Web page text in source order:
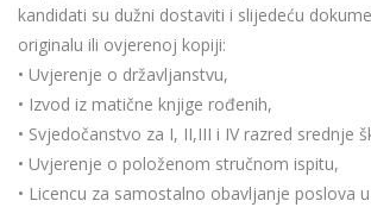
kandidati su dužni dostaviti i slijedeću
originalu ili ovjerenoj kopiji:
• Uvjerenje o državljanstvu,
• Izvod iz matične knjige rođenih,
• Svjedočanstvo za I, II,III i IV razred srednje
• Uvjerenje o položenom stručnom ispitu,
• Licencu za samostalno obavljanje poslova